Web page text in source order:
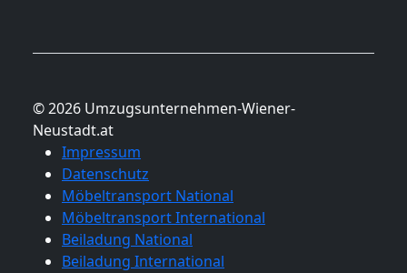
© 2026 Umzugsunternehmen-Wiener-
Neustadt.at
Impressum
Datenschutz
Möbeltransport National
Möbeltransport International
Beiladung National
Beiladung International